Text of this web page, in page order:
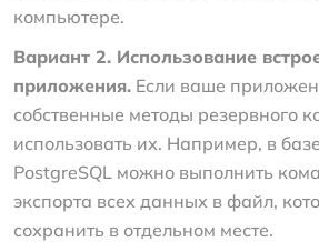
компьютере.
Вариант 2. Использование
приложения. Если ваше
собственные методы резервного
использовать их. Например, в
PostgreSQL можно выполнить
экспорта всех данных в файл,
сохранить в отдельном месте.